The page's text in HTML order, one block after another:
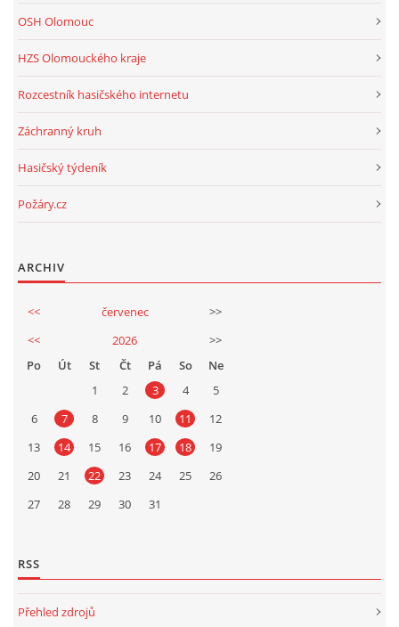
OSH Olomouc
HZS Olomouckého kraje
Rozcestník hasičského internetu
Záchranný kruh
Hasičský týdeník
Požáry.cz
ARCHIV
<< červenec
>>
<<
2026
>>
Po
Út St Čt Pá So
Ne
1
2 3 4
5
6
7 8 9 10 11
12
13
14 15 16 17 18
19
20
21 22 23 24 25
26
27
28 29 30 31
RSS
Přehled zdrojů